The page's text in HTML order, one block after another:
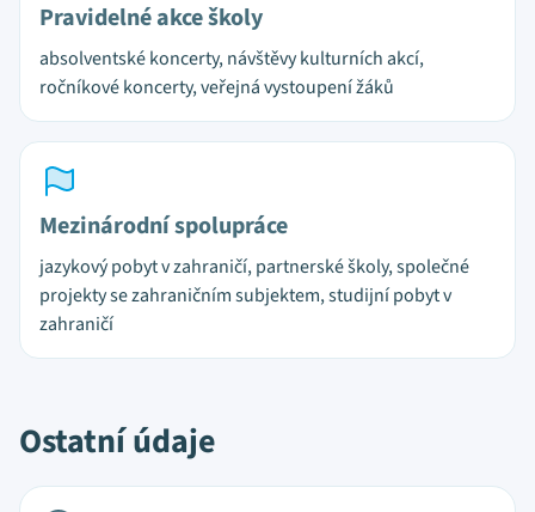
Pravidelné akce školy
absolventské koncerty, návštěvy kulturních akcí,
ročníkové koncerty, veřejná vystoupení žáků
Mezinárodní spolupráce
jazykový pobyt v zahraničí, partnerské školy, společné
projekty se zahraničním subjektem, studijní pobyt v
zahraničí
Ostatní údaje